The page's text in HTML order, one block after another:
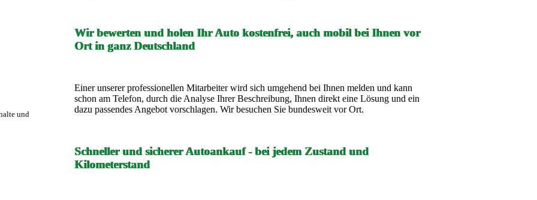
und
Wir bewerten und holen Ihr Auto kostenfrei, auch mobil bei Ihnen vor
Ort in ganz Deutschland
Einer unserer professionellen Mitarbeiter wird sich umgehend bei Ihnen melden und kann
schon am Telefon, durch die Analyse Ihrer Beschreibung, Ihnen direkt eine Lösung und ein
dazu passendes Angebot vorschlagen. Wir besuchen Sie bundesweit vor Ort.
Schneller und sicherer Autoankauf - bei jedem Zustand und
Kilometerstand